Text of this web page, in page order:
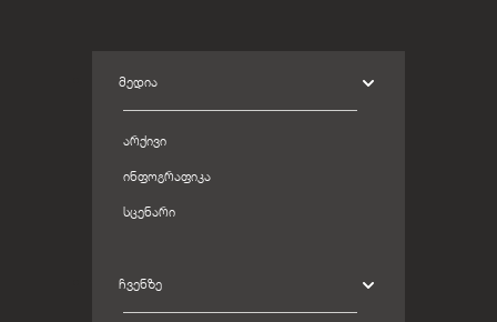
ᲛᲔᲓᲘᲐ
ᲐᲠᲥᲘᲕᲘ
ᲘᲜᲤᲝᲒᲠᲐᲤᲘᲙᲐ
ᲡᲪᲔᲜᲐᲠᲘ
ᲩᲕᲔᲜᲖᲔ